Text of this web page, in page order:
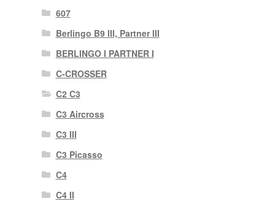
607
Berlingo B9 III, Partner III
BERLINGO I PARTNER I
C-CROSSER
C2 C3
C3 Aircross
C3 III
C3 Picasso
C4
C4 II